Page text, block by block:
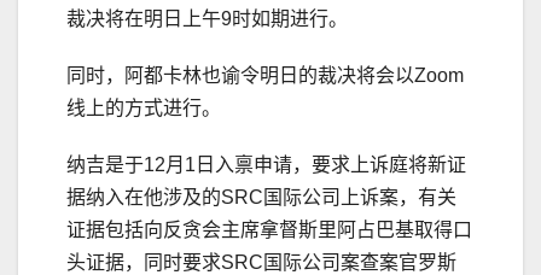
裁决将在明日上午9时如期进行。
同时，阿都卡林也谕令明日的裁决将会以Zoom
线上的方式进行。
纳吉是于12月1日入禀申请，要求上诉庭将新证
据纳入在他涉及的SRC国际公司上诉案，有关
证据包括向反贪会主席拿督斯里阿占巴基取得口
头证据，同时要求SRC国际公司案查案官罗斯